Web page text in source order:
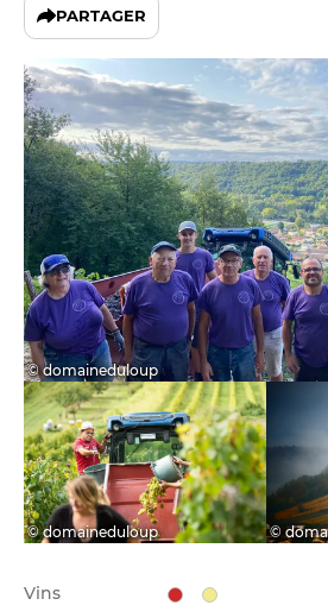
PARTAGER
© domaineduloup
© domaineduloup ©
Vins